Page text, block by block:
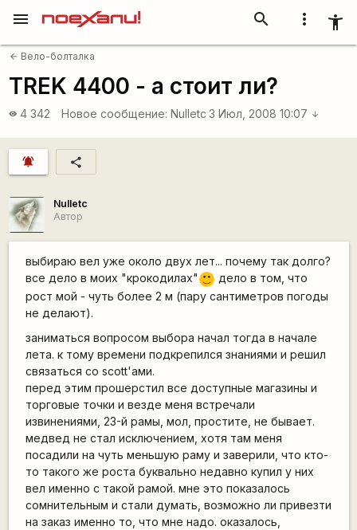
more_vert accessibility_new
search
menu
arrow_back Вело-болталка
TREK 4400 - а стоит ли?
visibility 4 342 Новое сообщение: Nulletc 3 Июл, 2008 10:07 arrow_downward
notifications_active share
Nulletc
Автор
выбираю вел уже около двух лет... почему так долго?
все дело в моих "крокодилах" :)
дело в том, что
рост мой - чуть более 2 м (пару сантиметров погоды
не делают).
заниматься вопросом выбора начал тогда в начале
лета. к тому времени подкрепился знаниями и решил
связаться со scott'ами.
перед этим прошерстил все доступные магазины и
торговые точки и везде меня встречали
извинениями, 23-й рамы, мол, простите, не бывает.
медвед не стал исключением, хотя там меня
посадили на чуть меньшую раму и заверили, что кто-
то такого же роста буквально недавно купил у них
вел именно с такой рамой. мне это показалось
сомнительным и стали думать, возможно ли привезти
на заказ именно то, что мне надо. оказалось,